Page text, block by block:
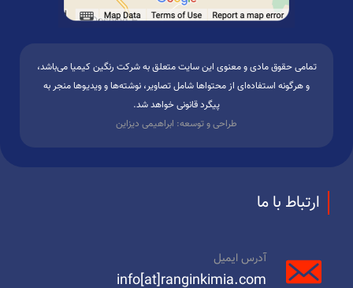
تمامی حقوق مادی و معنوی این سایت متعلق به شرکت رنگین کیمیا می‌باشد،
و هرگونه استفاده‌ای از محتواها شامل تصاویر، نوشته‌ها و ویدیوها منجر به
پیگرد قانونی خواهد شد.
طراحی و توسعه: ابراهیمی دیزاین
ارتباط با ما
آدرس ایمیل
info[at]ranginkimia.com